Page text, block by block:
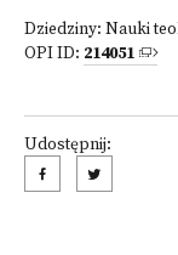
Dziedziny: Nauki
OPI ID: 214051
Udostępnij: